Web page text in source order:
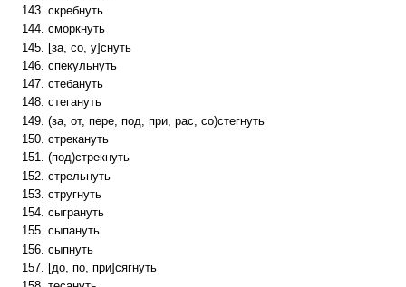
скребнуть
сморкнуть
[за, со, у]снуть
спекульнуть
стебануть
стегануть
(за, от, пере, под, при, рас, со)стегнуть
стрекануть
(под)стрекнуть
стрельнуть
стругнуть
сыгрануть
сыпануть
сыпнуть
[до, по, при]сягнуть